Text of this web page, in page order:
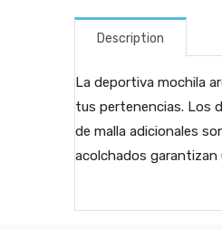
Description
La deportiva mochila
tus pertenencias. Los
de malla adicionales
acolchados garantizan